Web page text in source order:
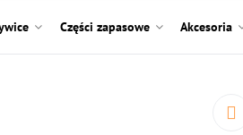
Części zapasowe Akcesoria